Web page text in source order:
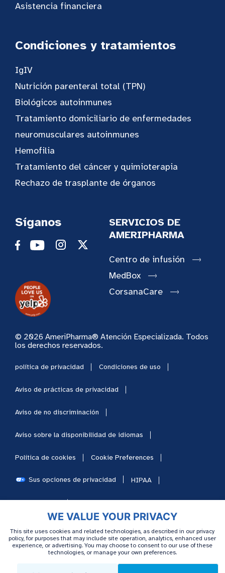
WE VALUE YOUR PRIVACY
This site uses cookies and related technologies, as described in our privacy
policy, for purposes that may include site operation, analytics, enhanced user
experience, or advertising. You may choose to consent to our use of these
technologies, or manage your own preferences.
Asistencia financiera
Condiciones y tratamientos
IgIV
Nutrición parenteral total (TPN)
Biológicos autoinmunes
Tratamiento domiciliario de enfermedades
neuromusculares autoinmunes
Hemofilia
Tratamiento del cáncer y quimioterapia
Rechazo de trasplante de órganos
Síganos
SERVICIOS DE
AMERIPHARMA
Centro de infusión
MedBox
CorsanaCare
© 2026 AmeriPharma® Atención Especializada. Todos
los derechos reservados.
política de privacidad Condiciones de uso
Aviso de prácticas de privacidad
Aviso de no discriminación
Aviso sobre la disponibilidad de idiomas
Política de cookies Cookie Preferences
Sus opciones de privacidad HIPAA
Mapa del sitio Carreras